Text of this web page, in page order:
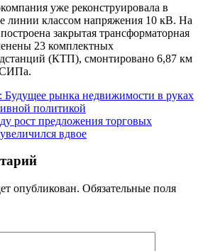
уже реконструировала в
линии классом напряжения 10 кВ. На
закрытая трансформаторная
23 комплектных
(КТП), смонтировано 6,87 км
СИПа.
Будущее рынка недвижимости в руках
политикой
рост предложения торговых
вдвое
опубликован. Обязательные поля